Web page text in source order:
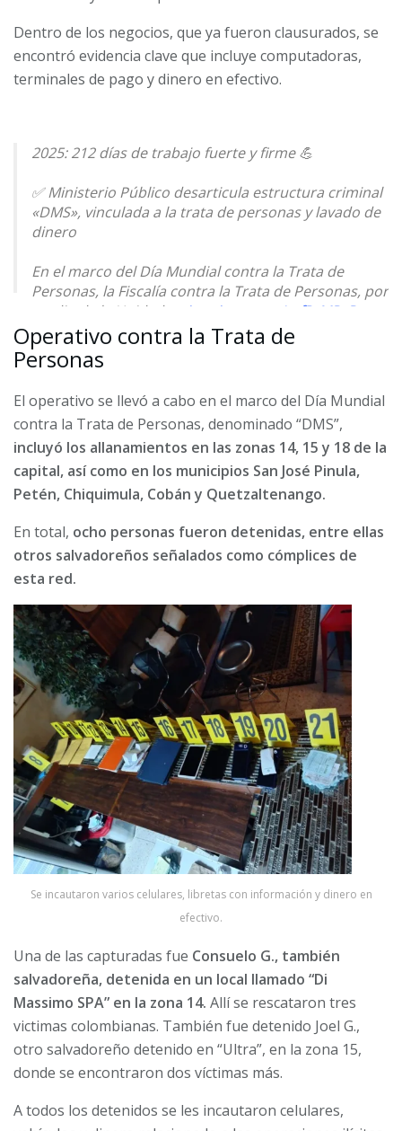
Dentro de los negocios, que ya fueron clausurados, se
encontró evidencia clave que incluye computadoras,
terminales de pago y dinero en efectivo.
2025: 212 días de trabajo fuerte y firme 💪
✅ Ministerio Público desarticula estructura criminal
«DMS», vinculada a la trata de personas y lavado de
dinero
En el marco del Día Mundial contra la Trata de
Personas, la Fiscalía contra la Trata de Personas, por
medio de la Unidad…
pic.twitter.com/tufPrMPzRv
— MP de Guatemala (@MPguatemala)July 31, 2025
Operativo contra la Trata de
Personas
El operativo se llevó a cabo en el marco del Día Mundial
contra la Trata de Personas, denominado “DMS”,
incluyó los allanamientos en las zonas 14, 15 y 18 de la
capital, así como en los municipios San José Pinula,
Petén, Chiquimula, Cobán y Quetzaltenango.
En total, ocho personas fueron detenidas, entre ellas
otros salvadoreños señalados como cómplices de
esta red.
Se incautaron varios celulares, libretas con información y dinero en
efectivo.
Una de las capturadas fue Consuelo G., también
salvadoreña, detenida en un local llamado “Di
Massimo SPA” en la zona 14. Allí se rescataron tres
victimas colombianas. También fue detenido Joel G.,
otro salvadoreño detenido en “Ultra”, en la zona 15,
donde se encontraron dos víctimas más.
A todos los detenidos se les incautaron celulares,